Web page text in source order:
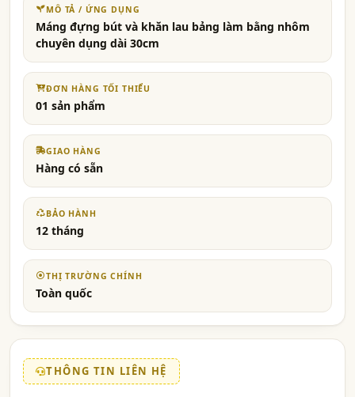
MÔ TẢ / ỨNG DỤNG
Máng đựng bút và khăn lau bảng làm bằng nhôm
chuyên dụng dài 30cm
ĐƠN HÀNG TỐI THIỂU
01 sản phẩm
GIAO HÀNG
Hàng có sẵn
BẢO HÀNH
12 tháng
THỊ TRƯỜNG CHÍNH
Toàn quốc
THÔNG TIN LIÊN HỆ